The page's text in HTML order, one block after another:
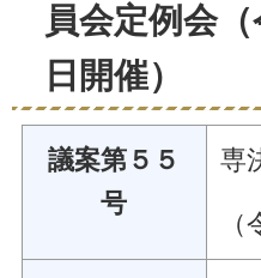
員会定例会
日開催）
議案第５５
号
専